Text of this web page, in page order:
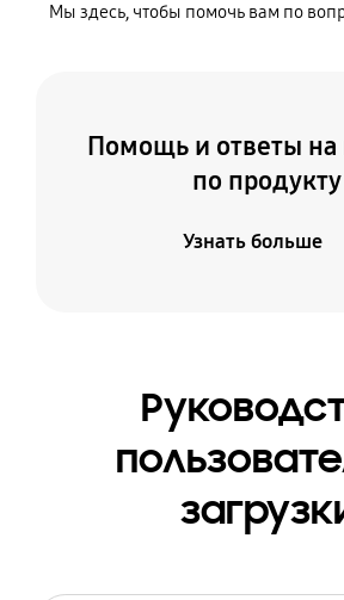
Мы здесь, чтобы помочь вам по
Помощь и ответы на
по продукту
Узнать больше